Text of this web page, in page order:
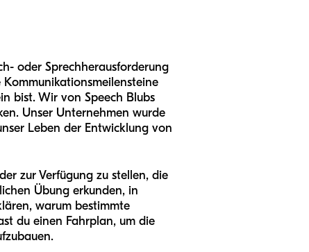
oder Sprechherausforderung
bist. Wir von Speech Blubs
Unser Unternehmen wurde
Leben der Entwicklung von
zur Verfügung zu stellen, die
Übung erkunden, in
warum bestimmte
du einen Fahrplan, um die